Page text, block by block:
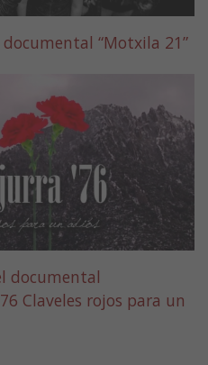
documental “Motxila 21”
documental
Claveles rojos para un